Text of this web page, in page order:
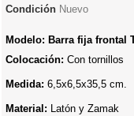
Condición Nuevo
Modelo: Barra fija frontal
Colocación: Con tornillos
Medida: 6,5x6,5x35,5 cm.
Material: Latón y Zamak